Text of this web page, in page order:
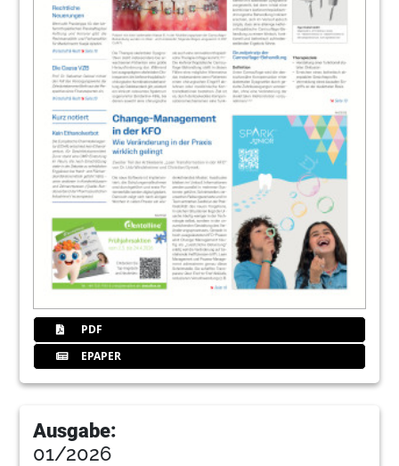
PDF
EPAPER
Ausgabe:
01/2026